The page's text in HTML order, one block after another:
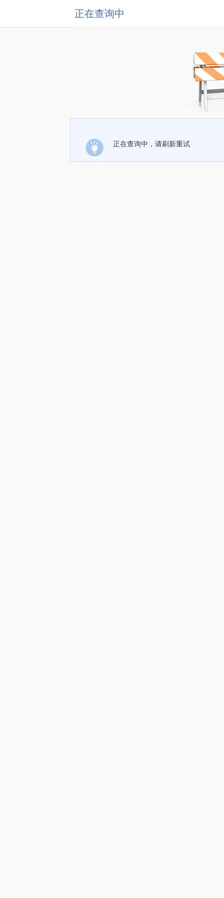
正在查询中
正在查询中，请刷新重试